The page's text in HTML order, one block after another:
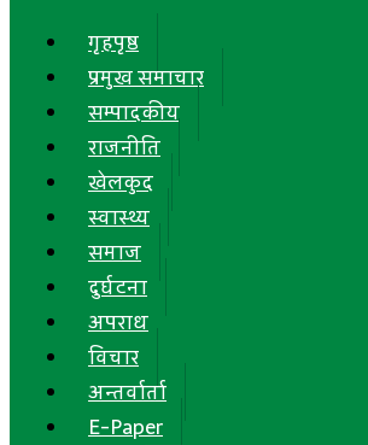
गृहपृष्ठ
प्रमुख समाचार
सम्पादकीय
राजनीति
खेलकुद
स्वास्थ्य
समाज
दुर्घटना
अपराध
विचार
अन्तर्वार्ता
E-Paper